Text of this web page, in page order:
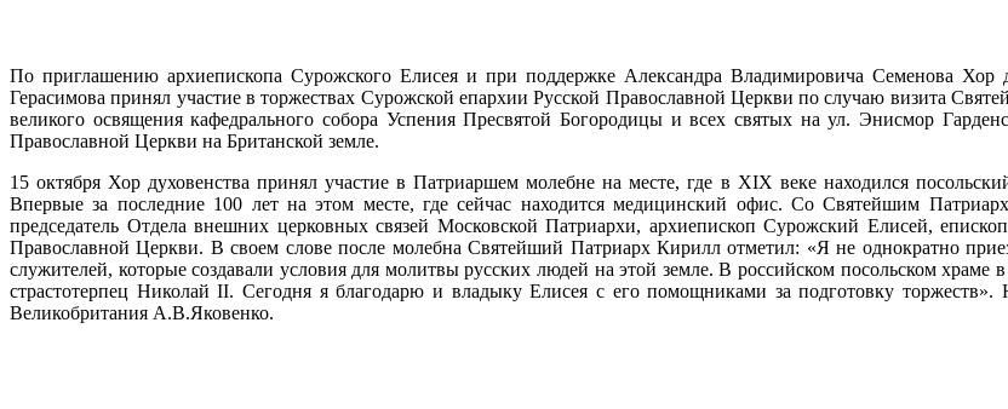
По приглашению архиепископа Сурожского Елисея и при поддержке Александра Владимировича Семенова Хор
Герасимова принял участие в торжествах Сурожской епархии Русской Православной Церкви по случаю визита
великого освящения кафедрального собора Успения Пресвятой Богородицы и всех святых на ул. Энисмор
Православной Церкви на Британской земле.
15 октября Хор духовенства принял участие в Патриаршем молебне на месте, где в XIX веке находился
Впервые за последние 100 лет на этом месте, где сейчас находится медицинский офис. Со Святейшим
председатель Отдела внешних церковных связей Московской Патриархи, архиепископ Сурожский Елисей,
Православной Церкви. В своем слове после молебна Святейший Патриарх Кирилл отметил: «Я не однократно
служителей, которые создавали условия для молитвы русских людей на этой земле. В российском посольском
страстотерпец Николай II. Сегодня я благодарю и владыку Елисея с его помощниками за подготовку
Великобритания А.В.Яковенко.